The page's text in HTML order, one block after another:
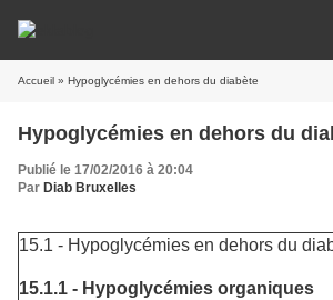
Accueil » Hypoglycémies en dehors du diabète
Hypoglycémies en dehors du
Publié le 17/02/2016 à 20:04
Par Diab Bruxelles
15.1 - Hypoglycémies en dehors du
15.1.1 - Hypoglycémies organiques